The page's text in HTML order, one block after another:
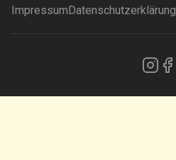
ImpressumDatenschutzerklärung